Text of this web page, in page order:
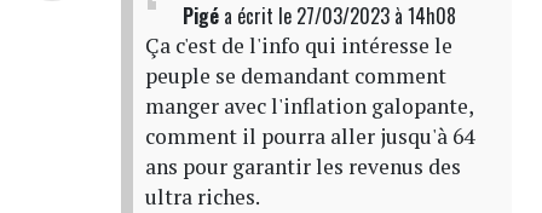
Pigéa écrit le 27/03/2023 à 14h08
Ça c'est de l'info qui intéresse le
peuple se demandant comment
manger avec l'inflation galopante,
comment il pourra aller jusqu'à 64
ans pour garantir les revenus des
ultra riches.